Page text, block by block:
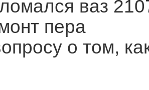
ваз
пера
о том,